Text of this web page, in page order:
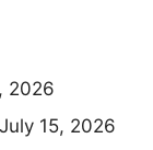
2026
July 15, 2026